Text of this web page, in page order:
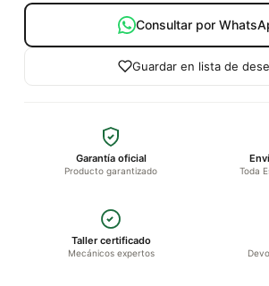
Consultar por
Guardar en lista de
Garantía oficial
Producto garantizado Toda
Taller certificado
Mecánicos expertos